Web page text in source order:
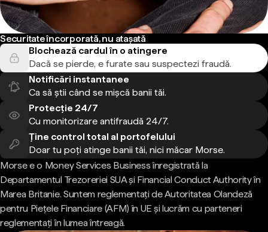
Securitate încorporată, nu atașată
Blochează cardul în o atingere
Dacă se pierde, e furate sau suspectezi fraudă.
Notificări instantanee
Ca să știi când se mișcă banii tăi.
Protecție 24/7
Cu monitorizare antifraudă 24/7.
Ține control total al portofelului
Doar tu poți atinge banii tăi, nici măcar Morse.
Morse e o Money Services Business înregistrată la
Departamentul Trezoreriei SUA și Financial Conduct Authority în
Marea Britanie. Suntem reglementați de Autoritatea Olandeză
pentru Piețele Financiare (AFM) în UE și lucrăm cu parteneri
reglementați în lumea întreagă.